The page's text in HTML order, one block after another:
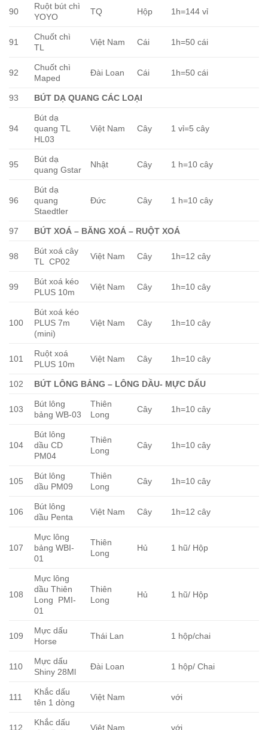
90
Ruột bút chì
YOYO
TQ Hộp 1h=144 vỉ
91
Chuốt chì
TL
Việt Nam Cái 1h=50 cái
92
Chuốt chì
Maped
Đài Loan Cái 1h=50 cái
93 BÚT DẠ QUANG CÁC LOẠI
94
Bút dạ
quang TL
HL03
Việt Nam Cây 1 vỉ=5 cây
95
Bút dạ
quang Gstar
Nhật Cây 1 h=10 cây
96
Bút dạ
quang
Staedtler
Đức Cây 1 h=10 cây
97 BÚT XOÁ – BĂNG XOÁ – RUỘT XOÁ
98
Bút xoá cây
TL CP02
Việt Nam Cây 1h=12 cây
99
Bút xoá kéo
PLUS 10m
Việt Nam Cây 1h=10 cây
100
Bút xoá kéo
PLUS 7m
(mini)
Việt Nam Cây 1h=10 cây
101
Ruột xoá
PLUS 10m
Việt Nam Cây 1h=10 cây
102 BÚT LÔNG BẢNG – LÔNG DẦU- MỰC DẤU
103
Bút lông
bảng WB-03
Thiên
Long
Cây 1h=10 cây
104
Bút lông
dầu CD
PM04
Thiên
Long
Cây 1h=10 cây
105
Bút lông
dầu PM09
Thiên
Long
Cây 1h=10 cây
106
Bút lông
dầu Penta
Việt Nam Cây 1h=12 cây
107
Mực lông
bảng WBI-
01
Thiên
Long
Hủ 1 hũ/ Hộp
108
Mực lông
dầu Thiên
Long PMI-
01
Thiên
Long
Hủ 1 hũ/ Hộp
109
Mực dấu
Horse
Thái Lan 1 hộp/chai
110
Mực dấu
Shiny 28Ml
Đài Loan 1 hộp/ Chai
111
Khắc dấu
tên 1 dòng
Việt Nam với
112
Khắc dấu
Việt Nam với